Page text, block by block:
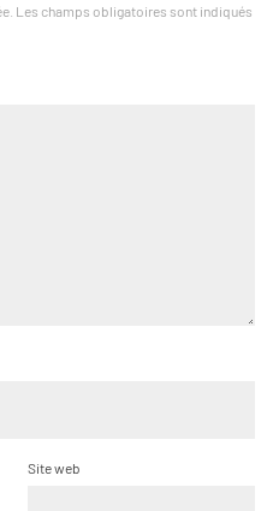
Les champs obligatoires sont indiqués
Site web